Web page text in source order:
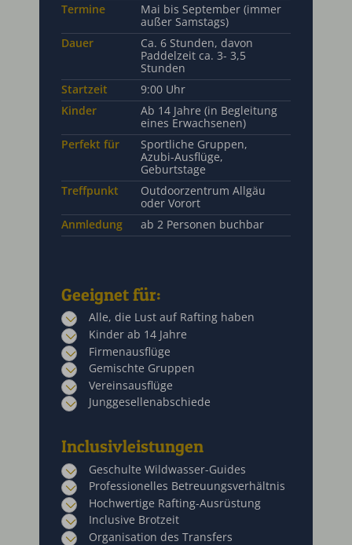
Termine
Mai bis September (immer
außer Samstags)
Dauer
Ca. 6 Stunden, davon
Paddelzeit ca. 3- 3,5
Stunden
Startzeit
9:00 Uhr
Kinder
Ab 14 Jahre (in Begleitung
eines Erwachsenen)
Perfekt für
Sportliche Gruppen,
Azubi-Ausflüge,
Geburtstage
Treffpunkt
Outdoorzentrum Allgäu
oder Vorort
Anmledung
ab 2 Personen buchbar
Geeignet für:
Alle, die Lust auf Rafting haben
Kinder ab 14 Jahre
Firmenausflüge
Gemischte Gruppen
Vereinsausflüge
Junggesellenabschiede
Inclusivleistungen
Geschulte Wildwasser-Guides
Professionelles Betreuungsverhältnis
Hochwertige Rafting-Ausrüstung
Inclusive Brotzeit
Organisation des Transfers